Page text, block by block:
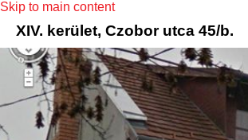
Skip to main content
XIV. kerület, Czobor utca 45/b.